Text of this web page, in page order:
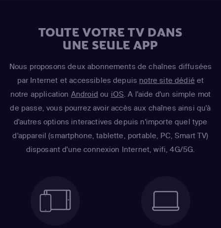
TOUTE VOTRE TV DANS
UNE SEULE APP
Nous proposons deux abonnements de chaînes diffusées
par Internet et accessibles depuis notre site dédié et
notre application Android ou iOS . A l'aide d'un simple mot
de passe, vous pourrez avoir accès aux chaînes ainsi qu'à
d'autres options interactives depuis n'importe quel type
d'appareil (smartphone, tablette, portable, PC, Smart TV)
disposant d'une connexion Internet, wifi, 4G/5G.